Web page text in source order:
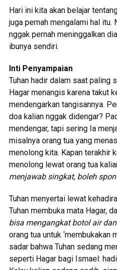
Hari ini kita akan belajar
juga pernah mengalami hal itu.
nggak pernah meninggalkan
ibunya sendiri.
Inti Penyampaian
Tuhan hadir dalam saat paling
Hagar menangis karena takut
mendengarkan tangisannya.
doa kalian nggak didengar?
mendengar, tapi sering Ia
misalnya orang tua yang
menolong kita. Kapan terakhir
menolong lewat orang tua
menjawab singkat, boleh
Tuhan menyertai lewat
Tuhan membuka mata Hagar,
bisa mengangkat botol air
orang tua untuk ‘membukakan
sadar bahwa Tuhan sedang
seperti Hagar bagi Ismael: